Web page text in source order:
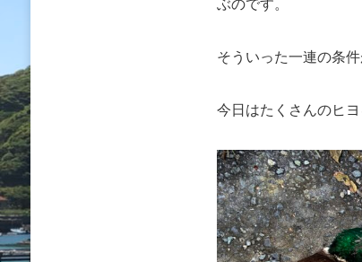
ぶのです。
そういった一連の条
今日はたくさんのヒ